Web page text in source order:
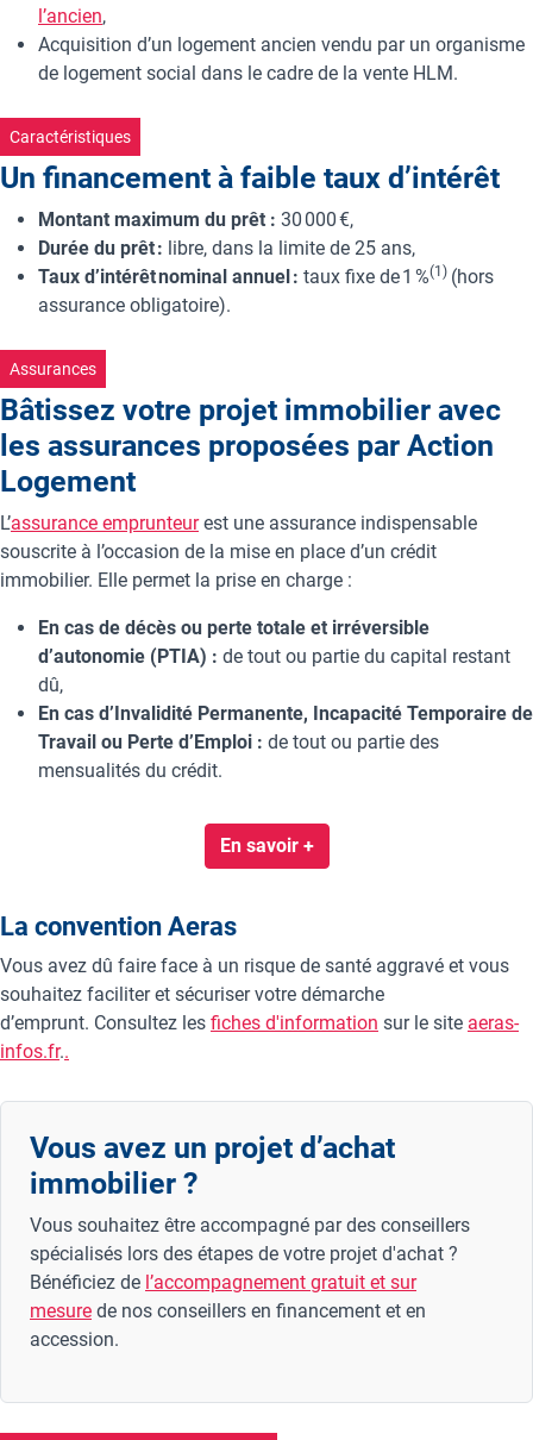
l’ancien,
Acquisition d’un logement ancien vendu par un organisme
de logement social dans le cadre de la vente HLM.
Caractéristiques
Un financement à faible taux d’intérêt
Montant maximum du prêt : 30 000 €,
Durée du prêt : libre, dans la limite de 25 ans,
Taux d’intérêt nominal annuel : taux fixe de 1 %(1) (hors
assurance obligatoire).
Assurances
Bâtissez votre projet immobilier avec
les assurances proposées par Action
Logement
L’assurance emprunteurest une assurance indispensable
souscrite à l’occasion de la mise en place d’un crédit
immobilier. Elle permet la prise en charge :
En cas de décès ou perte totale et irréversible
d’autonomie (PTIA) : de tout ou partie du capital restant
dû,
En cas d’Invalidité Permanente, Incapacité Temporaire de
Travail ou Perte d’Emploi : de tout ou partie des
mensualités du crédit.
En savoir +
La convention Aeras
Vous avez dû faire face à un risque de santé aggravé et vous
souhaitez faciliter et sécuriser votre démarche
d’emprunt. Consultez les fiches d'information sur le site aeras-
infos.fr..
Vous avez un projet d’achat
immobilier ?
Vous souhaitez être accompagné par des conseillers
spécialisés lors des étapes de votre projet d'achat ?
Bénéficiez de l’accompagnement gratuit et sur
mesure de nos conseillers en financement et en
accession.